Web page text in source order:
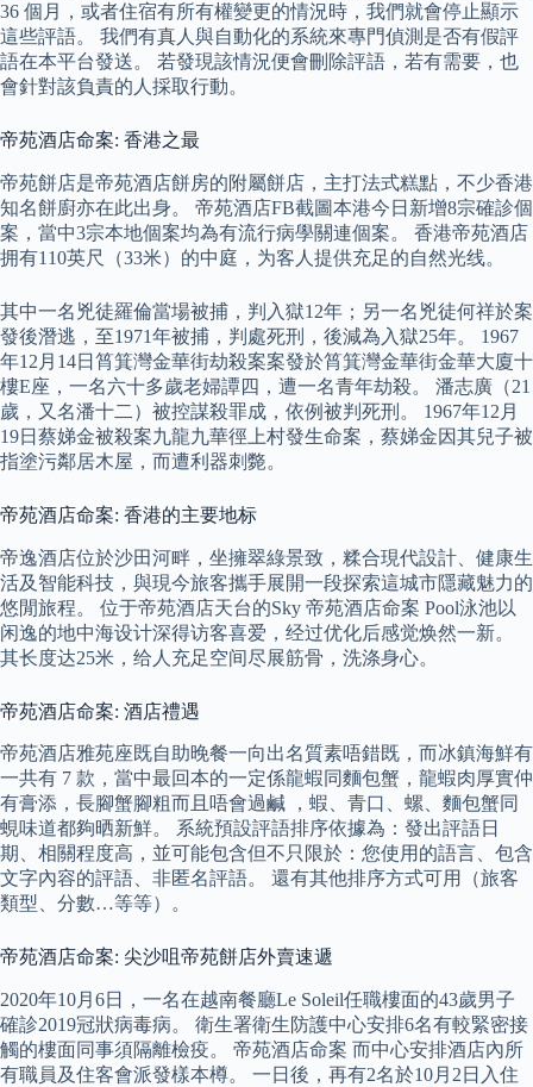
36 個月，或者住宿有所有權變更的情況時，我們就會停止顯示
這些評語。 我們有真人與自動化的系統來專門偵測是否有假評
語在本平台發送。 若發現該情況便會刪除評語，若有需要，也
會針對該負責的人採取行動。
帝苑酒店命案: 香港之最
帝苑餅店是帝苑酒店餅房的附屬餅店，主打法式糕點，不少香港
知名餅廚亦在此出身。 帝苑酒店FB截圖本港今日新增8宗確診個
案，當中3宗本地個案均為有流行病學關連個案。 香港帝苑酒店
拥有110英尺（33米）的中庭，为客人提供充足的自然光线。
其中一名兇徒羅倫當場被捕，判入獄12年；另一名兇徒何祥於案
發後潛逃，至1971年被捕，判處死刑，後減為入獄25年。 1967
年12月14日筲箕灣金華街劫殺案案發於筲箕灣金華街金華大廈十
樓E座，一名六十多歲老婦譚四，遭一名青年劫殺。 潘志廣（21
歲，又名潘十二）被控謀殺罪成，依例被判死刑。 1967年12月
19日蔡娣金被殺案九龍九華徑上村發生命案，蔡娣金因其兒子被
指塗污鄰居木屋，而遭利器刺斃。
帝苑酒店命案: 香港的主要地标
帝逸酒店位於沙田河畔，坐擁翠綠景致，糅合現代設計、健康生
活及智能科技，與現今旅客攜手展開一段探索這城市隱藏魅力的
悠閒旅程。 位于帝苑酒店天台的Sky 帝苑酒店命案 Pool泳池以
闲逸的地中海设计深得访客喜爱，经过优化后感觉焕然一新。
其长度达25米，给人充足空间尽展筋骨，洗涤身心。
帝苑酒店命案: 酒店禮遇
帝苑酒店雅苑座既自助晚餐一向出名質素唔錯既，而冰鎮海鮮有
一共有 7 款，當中最回本的一定係龍蝦同麵包蟹，龍蝦肉厚實仲
有膏添，長腳蟹腳粗而且唔會過鹹 ，蝦、青口、螺、麵包蟹同
蜆味道都夠晒新鮮。 系統預設評語排序依據為：發出評語日
期、相關程度高，並可能包含但不只限於：您使用的語言、包含
文字內容的評語、非匿名評語。 還有其他排序方式可用（旅客
類型、分數…等等）。
帝苑酒店命案: 尖沙咀帝苑餅店外賣速遞
2020年10月6日，一名在越南餐廳Le Soleil任職樓面的43歲男子
確診2019冠狀病毒病。 衛生署衛生防護中心安排6名有較緊密接
觸的樓面同事須隔離檢疫。 帝苑酒店命案 而中心安排酒店內所
有職員及住客會派發樣本樽。 一日後，再有2名於10月2日入住